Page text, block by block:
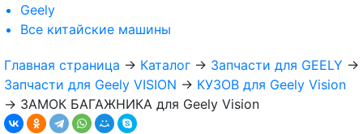
Geely
Все китайские машины
Главная страница → Каталог → Запчасти для GEELY →
Запчасти для Geely VISION → КУЗОВ для Geely Vision
→ ЗАМОК БАГАЖНИКА для Geely Vision